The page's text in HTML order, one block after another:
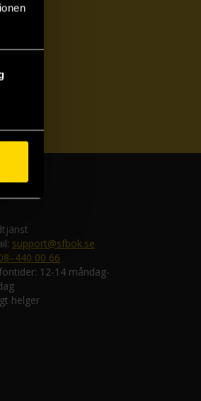
support@sfbok.se
00 66
12-14 måndag-
helger